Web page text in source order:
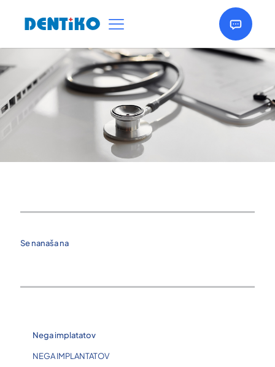
Se nanaša na
Nega implatatov
NEGA IMPLANTATOV